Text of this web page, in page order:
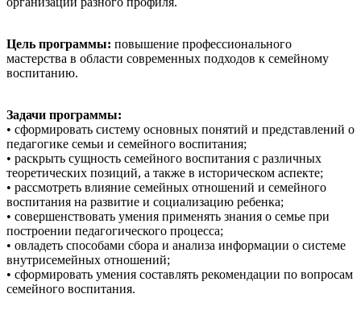
Цель программы: повышение профессионального
мастерства в области современных подходов к семейному
воспитанию.
Задачи программы:
• сформировать систему основных понятий и представлений о
педагогике семьи и семейного воспитания;
• раскрыть сущность семейного воспитания с различных
теоретических позиций, а также в историческом аспекте;
• рассмотреть влияние семейных отношений и семейного
воспитания на развитие и социализацию ребенка;
• совершенствовать умения применять знания о семье при
построении педагогического процесса;
• овладеть способами сбора и анализа информации о системе
внутрисемейных отношений;
• сформировать умения составлять рекомендации по вопросам
семейного воспитания.